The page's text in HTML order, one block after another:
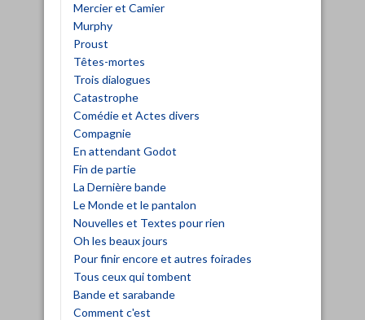
Mercier et Camier
Murphy
Proust
Têtes-mortes
Trois dialogues
Catastrophe
Comédie et Actes divers
Compagnie
En attendant Godot
Fin de partie
La Dernière bande
Le Monde et le pantalon
Nouvelles et Textes pour rien
Oh les beaux jours
Pour finir encore et autres foirades
Tous ceux qui tombent
Bande et sarabande
Comment c'est